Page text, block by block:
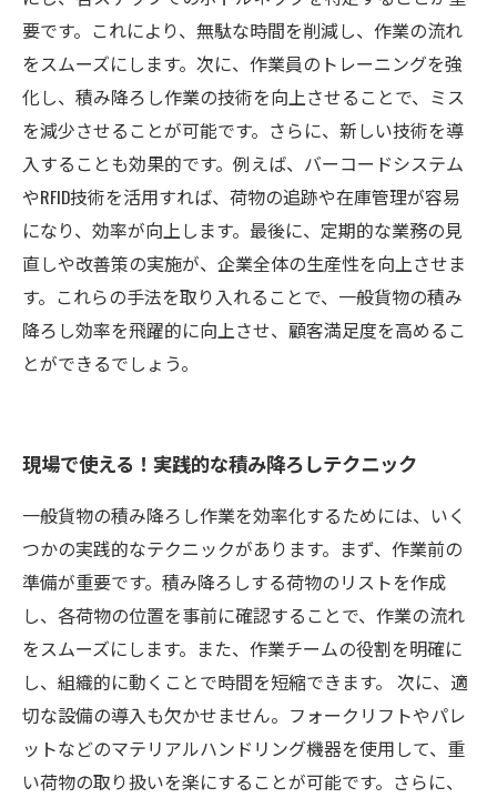
要です。これにより、無駄な時間を削減し、作業の流れ
をスムーズにします。次に、作業員のトレーニングを強
化し、積み降ろし作業の技術を向上させることで、ミス
を減少させることが可能です。さらに、新しい技術を導
入することも効果的です。例えば、バーコードシステム
やRFID技術を活用すれば、荷物の追跡や在庫管理が容易
になり、効率が向上します。最後に、定期的な業務の見
直しや改善策の実施が、企業全体の生産性を向上させま
す。これらの手法を取り入れることで、一般貨物の積み
降ろし効率を飛躍的に向上させ、顧客満足度を高めるこ
とができるでしょう。
現場で使える！実践的な積み降ろしテクニック
一般貨物の積み降ろし作業を効率化するためには、いく
つかの実践的なテクニックがあります。まず、作業前の
準備が重要です。積み降ろしする荷物のリストを作成
し、各荷物の位置を事前に確認することで、作業の流れ
をスムーズにします。また、作業チームの役割を明確に
し、組織的に動くことで時間を短縮できます。 次に、適
切な設備の導入も欠かせません。フォークリフトやパレ
ットなどのマテリアルハンドリング機器を使用して、重
い荷物の取り扱いを楽にすることが可能です。さらに、